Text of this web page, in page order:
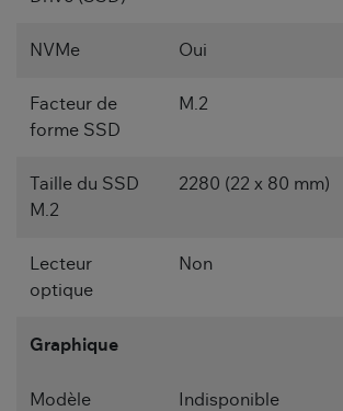
NVMe Oui
Facteur de
forme SSD
M.2
Taille du SSD
M.2
2280 (22 x 80 mm)
Lecteur
optique
Non
Graphique
Modèle Indisponible